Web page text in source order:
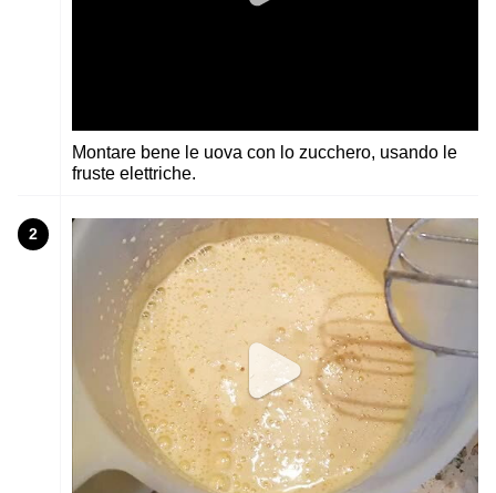
Montare bene le uova con lo zucchero, usando le
fruste elettriche.
2